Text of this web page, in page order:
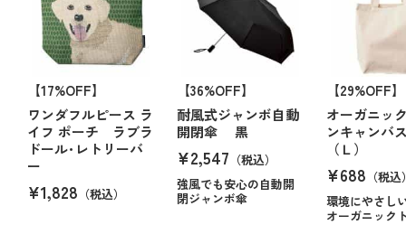
【17%OFF】
ワンダフルピース ラ
イフ ポーチ ラブラ
ドール･レトリーバ
ー
¥1,828 （税込）
【36%OFF】
耐風式ジャンボ自動
開閉傘 黒
¥2,547 （税込）
強風でも安心の自動開
閉ジャンボ傘
【29%OFF】
オーガニッ
ンキャンバ
（Ｌ）
¥688 （税
環境にやさし
オーガニック